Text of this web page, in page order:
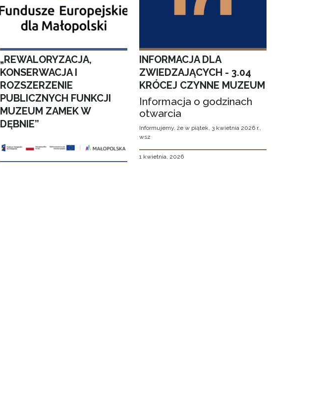
„REWALORYZACJA,
KONSERWACJA I
ROZSZERZENIE
PUBLICZNYCH FUNKCJI
MUZEUM ZAMEK W
DĘBNIE”
INFORMACJA DLA
ZWIEDZAJĄCYCH - 3.04
KRÓCEJ CZYNNE MUZEUM
Informacja o godzinach
otwarcia
Informujemy, że w piątek, 3 kwietnia 2026 r.,
wsz
1 kwietnia, 2026